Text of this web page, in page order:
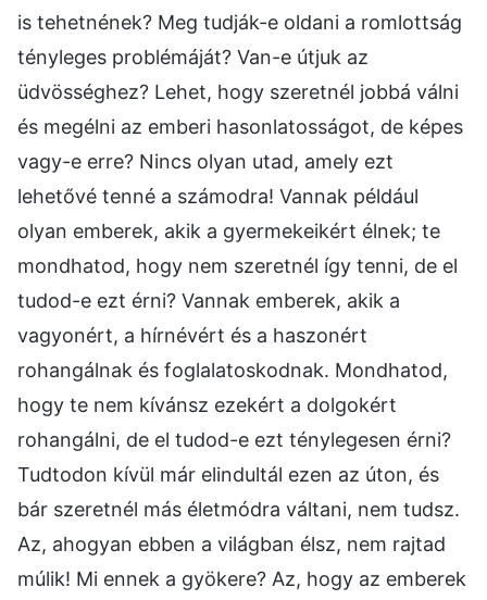
is tehetnének? Meg tudják-e oldani a romlottság
tényleges problémáját? Van-e útjuk az
üdvösséghez? Lehet, hogy szeretnél jobbá válni
és megélni az emberi hasonlatosságot, de képes
vagy-e erre? Nincs olyan utad, amely ezt
lehetővé tenné a számodra! Vannak például
olyan emberek, akik a gyermekeikért élnek; te
mondhatod, hogy nem szeretnél így tenni, de el
tudod-e ezt érni? Vannak emberek, akik a
vagyonért, a hírnévért és a haszonért
rohangálnak és foglalatoskodnak. Mondhatod,
hogy te nem kívánsz ezekért a dolgokért
rohangálni, de el tudod-e ezt ténylegesen érni?
Tudtodon kívül már elindultál ezen az úton, és
bár szeretnél más életmódra váltani, nem tudsz.
Az, ahogyan ebben a világban élsz, nem rajtad
múlik! Mi ennek a gyökere? Az, hogy az emberek